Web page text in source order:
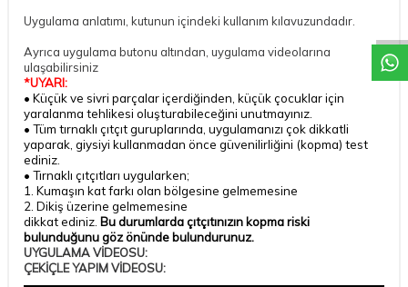
Uygulama anlatımı, kutunun içindeki kullanım kılavuzundadır.
Ayrıca uygulama butonu altından, uygulama videolarına
ulaşabilirsiniz
*UYARI:
• Küçük ve sivri parçalar içerdiğinden, küçük çocuklar için
yaralanma tehlikesi oluşturabileceğini unutmayınız.
• Tüm tırnaklı çıtçıt guruplarında, uygulamanızı çok dikkatli
yaparak, giysiyi kullanmadan önce güvenilirliğini (kopma) test
ediniz.
• Tırnaklı çıtçıtları uygularken;
1. Kumaşın kat farkı olan bölgesine gelmemesine
2. Dikiş üzerine gelmemesine
dikkat ediniz. Bu durumlarda çıtçıtınızın kopma riski
bulunduğunu göz önünde bulundurunuz.
UYGULAMA VİDEOSU:
ÇEKİÇLE YAPIM VİDEOSU: